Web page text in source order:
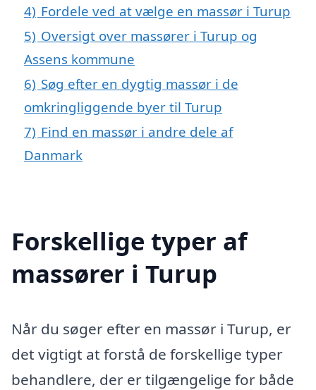
4) Fordele ved at vælge en massør i Turup
5) Oversigt over massører i Turup og
Assens kommune
6) Søg efter en dygtig massør i de
omkringliggende byer til Turup
7) Find en massør i andre dele af
Danmark
Forskellige typer af
massører i Turup
Når du søger efter en massør i Turup, er
det vigtigt at forstå de forskellige typer
behandlere, der er tilgængelige for både